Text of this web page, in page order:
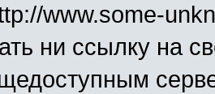
www.some-
ни ссылку на